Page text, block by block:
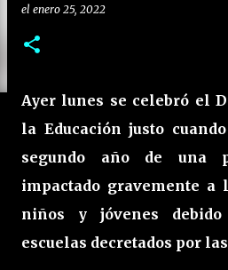
el enero 25, 2022
Ayer lunes se celebró el
la Educación justo
segundo año de una
impactado gravemente a
niños y jóvenes
escuelas decretados por